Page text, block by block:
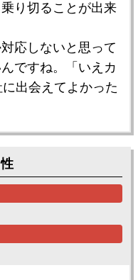
り切ることが出来
応しないと思って
ですね。「いえカ
出会えてよかった